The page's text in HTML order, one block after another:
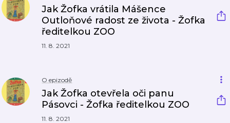
Jak Žofka vrátila Mášence
Outloňové radost ze života - Žofka
ředitelkou ZOO
11. 8. 2021
O epizodě
Jak Žofka otevřela oči panu
Pásovci - Žofka ředitelkou ZOO
11. 8. 2021